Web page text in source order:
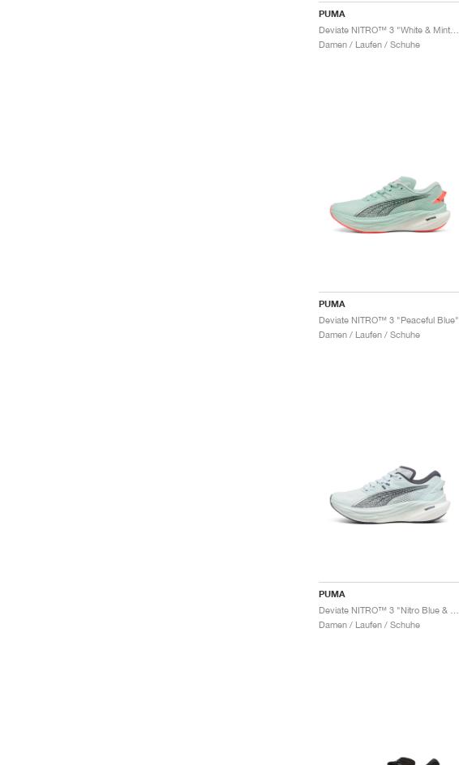
PUMA
Damen / Laufen / Schuhe
PUMA
Deviate NITRO™ 3 "Peaceful Blue"
Damen / Laufen / Schuhe
PUMA
Damen / Laufen / Schuhe